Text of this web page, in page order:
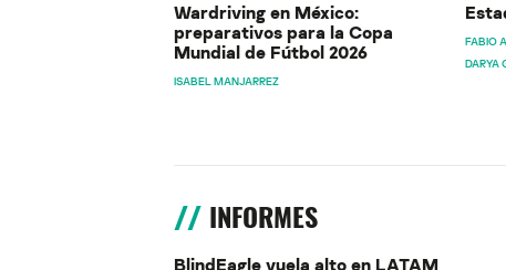
Wardriving en México:
preparativos para la Copa
Mundial de Fútbol 2026
ISABEL MANJARREZ
FABIO
DARYA
INFORMES
BlindEagle vuela alto en LATAM